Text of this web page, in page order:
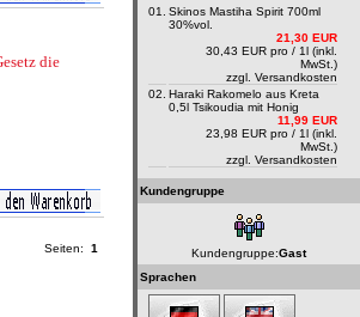
die
Seiten: 1
01.
Skinos Mastiha Spirit 700ml
30%vol.
21,30 EUR
30,43 EUR pro / 1l (inkl.
MwSt.)
zzgl. Versandkosten
02. Haraki Rakomelo aus Kreta
0,5l Tsikoudia mit Honig
11,99 EUR
23,98 EUR pro / 1l (inkl.
MwSt.)
zzgl. Versandkosten
Kundengruppe
Kundengruppe:Gast
Sprachen